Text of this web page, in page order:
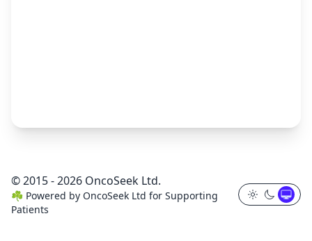
© 2015 - 2026 OncoSeek Ltd.
☘️ Powered by OncoSeek Ltd for Supporting
Patients